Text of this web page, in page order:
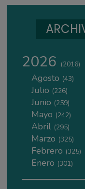
2026 (2016)
Agosto (43)
Julio (226)
Junio (259)
Mayo (242)
Abril (295)
Marzo (325)
Febrero (325)
Enero (301)